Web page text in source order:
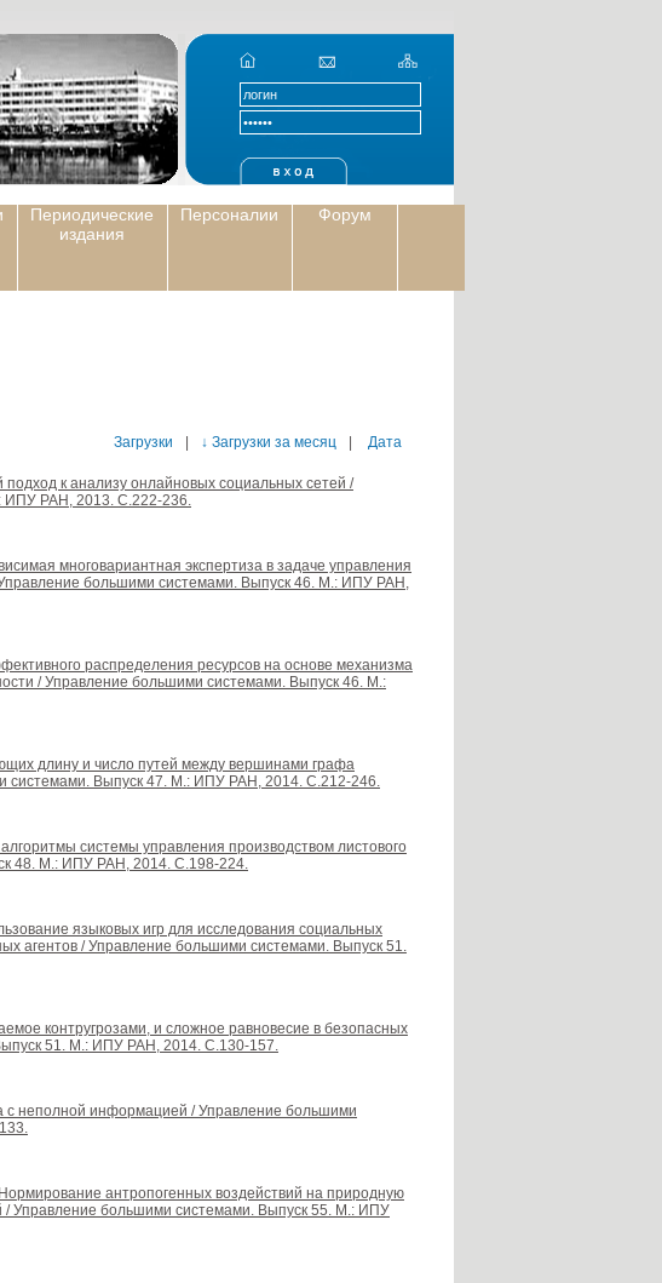
Периодические
издания
Персоналии Форум
Загрузки ↓ Загрузки за месяц Дата
к анализу онлайновых социальных сетей /
ИПУ РАН, 2013. С.222-236.
многовариантная экспертиза в задаче управления
большими системами. Выпуск 46. М.: ИПУ РАН,
распределения ресурсов на основе механизма
/ Управление большими системами. Выпуск 46. М.:
длину и число путей между вершинами графа
системами. Выпуск 47. М.: ИПУ РАН, 2014. С.212-246.
системы управления производством листового
48. М.: ИПУ РАН, 2014. С.198-224.
языковых игр для исследования социальных
агентов / Управление большими системами. Выпуск 51.
контругрозами, и сложное равновесие в безопасных
51. М.: ИПУ РАН, 2014. С.130-157.
с неполной информацией / Управление большими
антропогенных воздействий на природную
/ Управление большими системами. Выпуск 55. М.: ИПУ